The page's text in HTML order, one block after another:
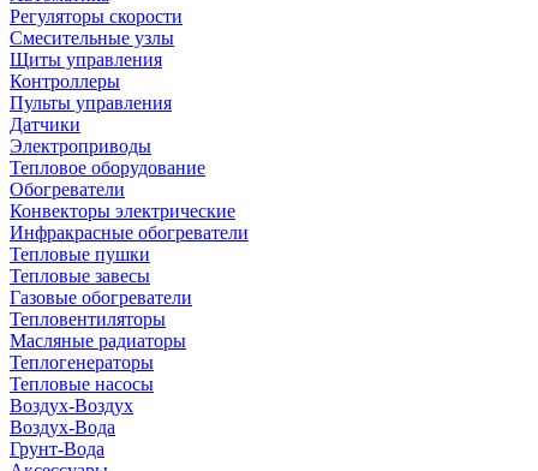
Регуляторы скорости
Смесительные узлы
Щиты управления
Контроллеры
Пульты управления
Датчики
Электроприводы
Тепловое оборудование
Обогреватели
Конвекторы электрические
Инфракрасные обогреватели
Тепловые пушки
Тепловые завесы
Газовые обогреватели
Тепловентиляторы
Масляные радиаторы
Теплогенераторы
Тепловые насосы
Воздух-Воздух
Воздух-Вода
Грунт-Вода